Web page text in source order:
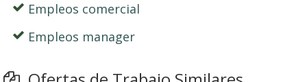
Empleos comercial
Empleos manager